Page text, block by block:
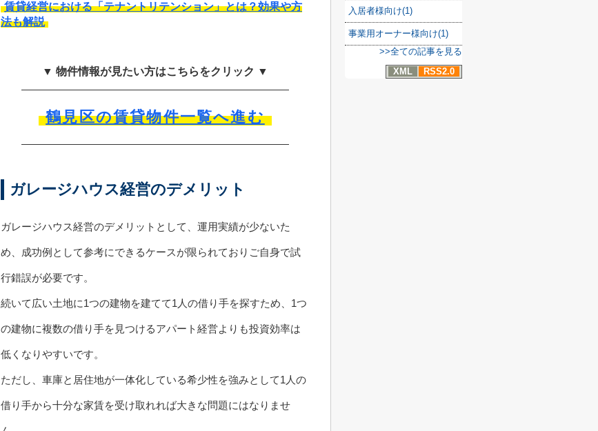
賃貸経営における「テナントリテンション」とは？効果や方
法も解説
▼ 物件情報が見たい方はこちらをクリック ▼
鶴見区の賃貸物件一覧へ進む
ガレージハウス経営のデメリット
ガレージハウス経営のデメリットとして、運用実績が少ないた
め、成功例として参考にできるケースが限られておりご自身で試
行錯誤が必要です。
続いて広い土地に1つの建物を建てて1人の借り手を探すため、1つ
の建物に複数の借り手を見つけるアパート経営よりも投資効率は
低くなりやすいです。
ただし、車庫と居住地が一体化している希少性を強みとして1人の
借り手から十分な家賃を受け取れれば大きな問題にはなりませ
入居者様向け(1)
事業用オーナー様向け(1)
>>全ての記事を見る
XML
RSS2.0